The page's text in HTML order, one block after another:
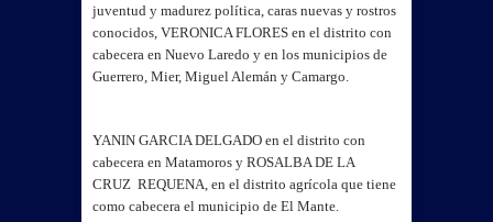
juventud y madurez política, caras nuevas y rostros
conocidos, VERONICA FLORES en el distrito con
cabecera en Nuevo Laredo y en los municipios de
Guerrero, Mier, Miguel Alemán y Camargo.
YANIN GARCIA DELGADO en el distrito con
cabecera en Matamoros y ROSALBA DE LA
CRUZ REQUENA, en el distrito agrícola que tiene
como cabecera el municipio de El Mante.